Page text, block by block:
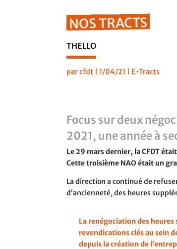
NOS TRACTS
THELLO
parcfdt |1/04/21 E-Tracts
Focus sur deux
2021, une année à
Le 29 mars dernier, la CFDT
Cette troisième NAO était un
La direction a continué de
d’ancienneté, des heures
La renégociation des
revendications clés au sein
depuis la création de